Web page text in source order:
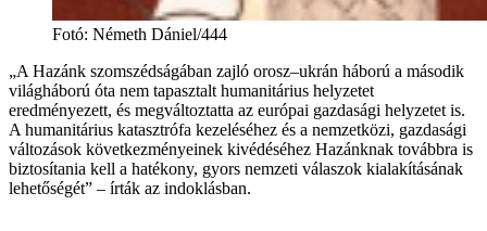
Fotó: Németh Dániel/444
„A Hazánk szomszédságában zajló orosz–ukrán háború a második
világháború óta nem tapasztalt humanitárius helyzetet
eredményezett, és megváltoztatta az európai gazdasági helyzetet is.
A humanitárius katasztrófa kezeléséhez és a nemzetközi, gazdasági
változások következményeinek kivédéséhez Hazánknak továbbra is
biztosítania kell a hatékony, gyors nemzeti válaszok kialakításának
lehetőségét” – írták az indoklásban.